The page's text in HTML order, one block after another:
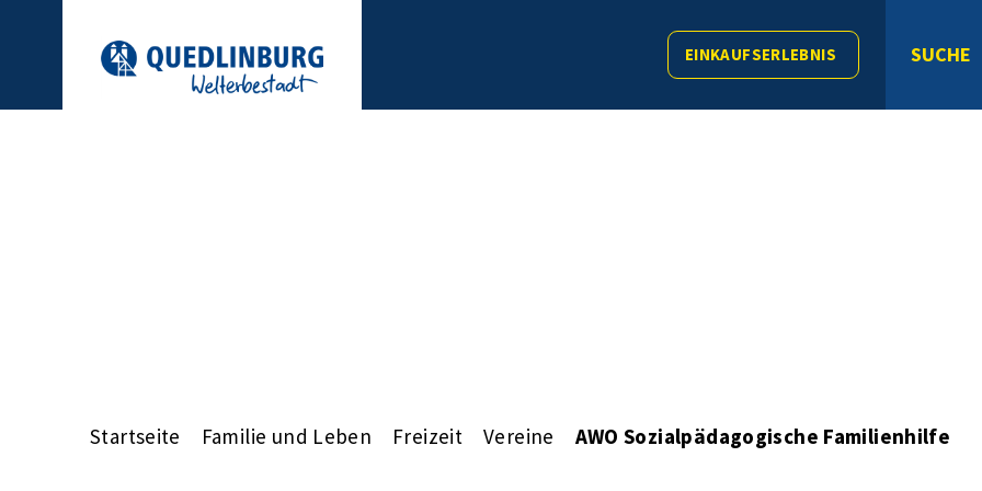
EINKAUFSERLEBNIS SUCHE
Startseite Familie und Leben Freizeit Vereine AWO Sozialpädagogische Familienhilfe